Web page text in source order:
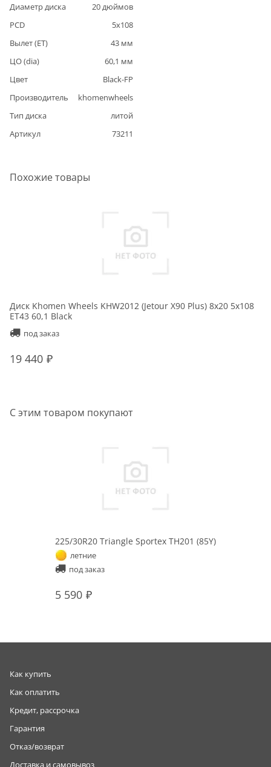
Диаметр диска
20дюймов
PCD
5x108
Вылет (ET)
43 мм
ЦО (dia)
60,1 мм
Цвет
Black-FP
Производитель
khomenwheels
Тип диска
литой
Артикул
73211
Похожие товары
Диск Khomen Wheels KHW2012 (Jetour X90 Plus) 8x20 5x108
ET43 60,1 Black
под заказ
19 440
С этим товаром покупают
225/30R20 Triangle Sportex TH201 (85Y)
летние
под заказ
5 590
Как купить
Как оплатить
Кредит, рассрочка
Гарантия
Отказ/возврат
Доставка и самовывоз